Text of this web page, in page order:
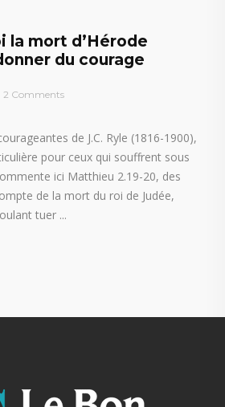
la mort d’Hérode
du courage
2 Comments
de J.C. Ryle (1816-1900),
pour ceux qui souffrent sous
ici Matthieu 2.19-20, des
de la mort du roi de Judée,
tuer